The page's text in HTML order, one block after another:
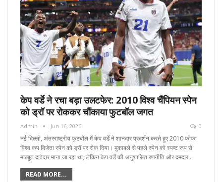
केप वर्डे ने रचा बड़ा उलटफेर: 2010 विश्व चैंपियन स्पेन
को ड्रॉ पर रोककर चौंकाया फुटबॉल जगत
Admin Jun 16, 2026 0
नई दिल्ली, अंतरराष्ट्रीय फुटबॉल में केप वर्डे ने शानदार प्रदर्शन करते हुए 2010 फीफा
विश्व कप विजेता स्पेन को ड्रॉ पर रोक दिया। मुकाबले से पहले स्पेन को स्पष्ट रूप से
मजबूत दावेदार माना जा रहा था, लेकिन केप वर्डे की अनुशासित रणनीति और दमदार…
READ MORE...